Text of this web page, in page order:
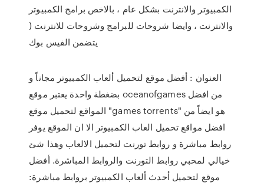
الكمبيوتر والانترنت بشكل عام ، بالاخص برامج الكمبيوتر
والانترنت ، وايضا شروحات للبرامج وشروحات للانترنت (
يتضمن الفيس بوك
العنوان : أفضل موقع لتحميل ألعاب الكمبيوتر مجاناً و
بضغطة واحدة يعتبر موقع oceanofgames من افضل
المواقع لتحميل موقع "games torrents" هو ايضاً من
افضل مواقع تحميل العاب الكمبيوتر الا ان الموقع يوفر
روابط مباشرة و روابط تورنت لتحميل الالعاب وهذا شئ
خيالي لمحبي روابط التورنت والروابط المباشرة. أفضل
موقع لتحميل أحدث ألعاب الكمبيوتر بروابط مباشرة: